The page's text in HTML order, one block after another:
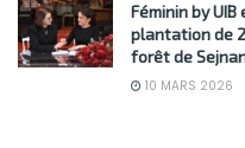
Féminin by
plantation de
forêt de
10 MARS 2026